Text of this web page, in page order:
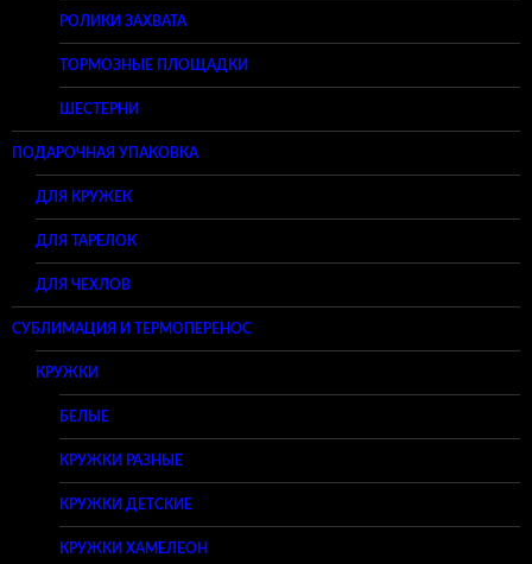
РОЛИКИ ЗАХВАТА
ТОРМОЗНЫЕ ПЛОЩАДКИ
ШЕСТЕРНИ
ПОДАРОЧНАЯ УПАКОВКА
ДЛЯ КРУЖЕК
ДЛЯ ТАРЕЛОК
ДЛЯ ЧЕХЛОВ
СУБЛИМАЦИЯ И ТЕРМОПЕРЕНОС
КРУЖКИ
БЕЛЫЕ
КРУЖКИ РАЗНЫЕ
КРУЖКИ ДЕТСКИЕ
КРУЖКИ ХАМЕЛЕОН